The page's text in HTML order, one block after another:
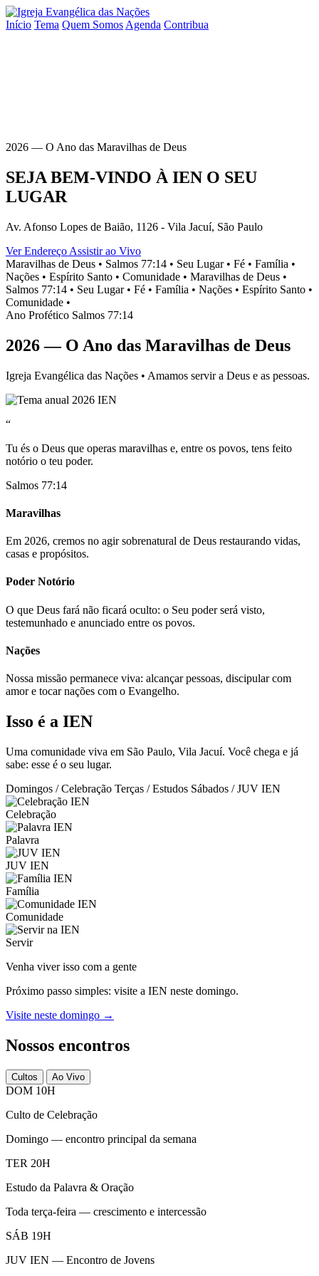
Início Tema Quem Somos Agenda Contribua
2026 — O Ano das Maravilhas de Deus
SEJA BEM-VINDO À IEN O SEU
LUGAR
Av. Afonso Lopes de Baião, 1126 - Vila Jacuí, São Paulo
Ver Endereço Assistir ao Vivo
Maravilhas de Deus • Salmos 77:14 • Seu Lugar • Fé • Família •
Nações • Espírito Santo • Comunidade • Maravilhas de Deus •
Salmos 77:14 • Seu Lugar • Fé • Família • Nações • Espírito Santo •
Comunidade •
Ano Profético Salmos 77:14
2026 — O Ano das Maravilhas de Deus
Igreja Evangélica das Nações • Amamos servir a Deus e as pessoas.
“
Tu és o Deus que operas maravilhas e, entre os povos, tens feito
notório o teu poder.
Salmos 77:14
Maravilhas
Em 2026, cremos no agir sobrenatural de Deus restaurando vidas,
casas e propósitos.
Poder Notório
O que Deus fará não ficará oculto: o Seu poder será visto,
testemunhado e anunciado entre os povos.
Nações
Nossa missão permanece viva: alcançar pessoas, discipular com
amor e tocar nações com o Evangelho.
Isso é a IEN
Uma comunidade viva em São Paulo, Vila Jacuí. Você chega e já
sabe: esse é o seu lugar.
Domingos / Celebração Terças / Estudos Sábados / JUV IEN
Celebração
Palavra
JUV IEN
Família
Comunidade
Servir
Venha viver isso com a gente
Próximo passo simples: visite a IEN neste domingo.
Visite neste domingo →
Nossos encontros
Cultos Ao Vivo
DOM 10H
Culto de Celebração
Domingo — encontro principal da semana
TER 20H
Estudo da Palavra & Oração
Toda terça-feira — crescimento e intercessão
SÁB 19H
JUV IEN — Encontro de Jovens